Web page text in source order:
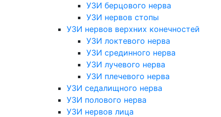
УЗИ берцового нерва
УЗИ нервов стопы
УЗИ нервов верхних конечностей
УЗИ локтевого нерва
УЗИ срединного нерва
УЗИ лучевого нерва
УЗИ плечевого нерва
УЗИ седалищного нерва
УЗИ полового нерва
УЗИ нервов лица